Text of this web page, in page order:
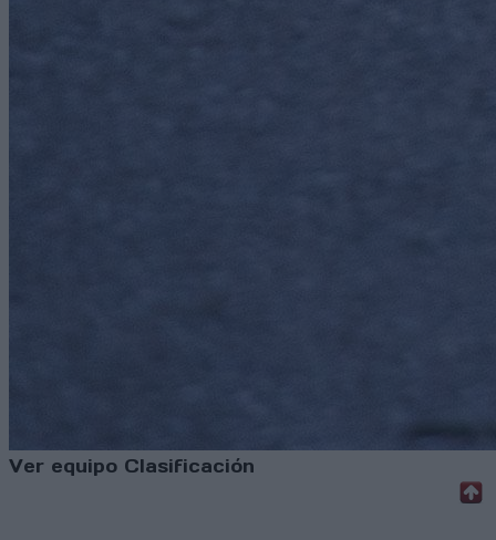
Ver equipo Clasificación